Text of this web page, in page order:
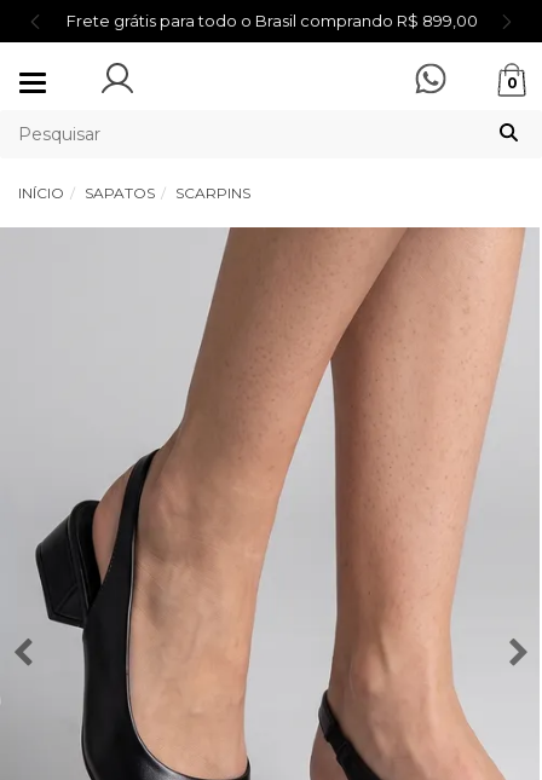
Frete grátis para todo o Brasil comprando R$ 899,00
Mudar
0
INÍCIO SAPATOS SCARPINS